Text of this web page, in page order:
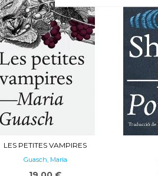
LES PETITES VAMPIRES
Guasch, Maria